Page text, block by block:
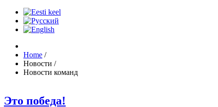
Home /
Новости /
Новости команд
Это победа!